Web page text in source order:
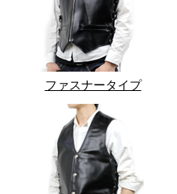
ファスナータイプ